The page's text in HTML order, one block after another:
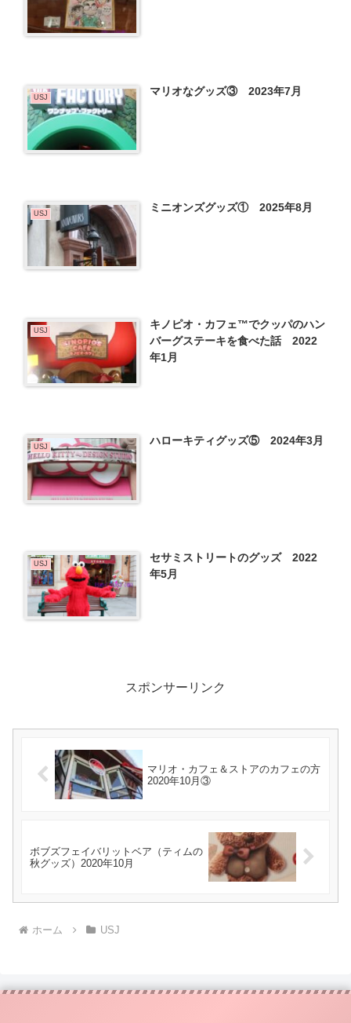
USJ マリオなグッズ③ 2023年7月
USJ ミニオンズグッズ① 2025年8月
USJ
キノピオ・カフェ™でクッパのハン
バーグステーキを食べた話 2022
年1月
USJ ハローキティグッズ⑤ 2024年3月
USJ
セサミストリートのグッズ 2022
年5月
スポンサーリンク
マリオ・カフェ＆ストアのカフェの方
2020年10月③
ボブズフェイバリットベア（ティムの
秋グッズ）2020年10月
ホーム USJ